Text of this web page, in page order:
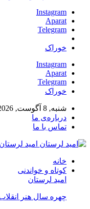
Instagram
Aparat
Telegram
خوراک
Instagram
Aparat
Telegram
خوراک
شنبه, 8 آگوست, 2026
درباره‌ی ما
تماس با ما
امید
خانه
کوتاه و خواندنی
امید لرستان
چهره سال هنر